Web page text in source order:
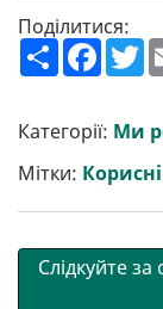
Поділитися:
П
о
ш
р
и
и
F
a
c
b
o
k
T
w
e
Категорії: Ми
Мітки:
Слідкуйте